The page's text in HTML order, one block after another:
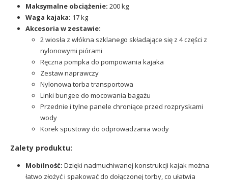
Maksymalne obciążenie: 200 kg
Waga kajaka: 17 kg
Akcesoria w zestawie:
2 wiosła z włókna szklanego składające się z 4 części z
nylonowymi piórami
Ręczna pompka do pompowania kajaka
Zestaw naprawczy
Nylonowa torba transportowa
Linki bungee do mocowania bagażu
Przednie i tylne panele chroniące przed rozpryskami
wody
Korek spustowy do odprowadzania wody
Zalety produktu:
Mobilność: Dzięki nadmuchiwanej konstrukcji kajak można
łatwo złożyć i spakować do dołączonej torby, co ułatwia